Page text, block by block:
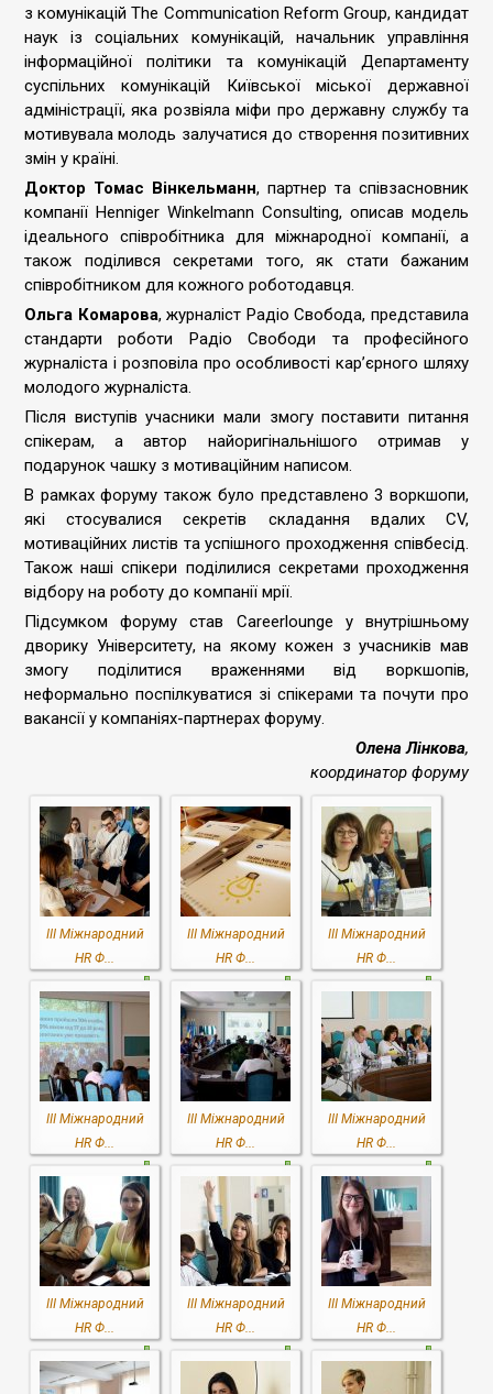
з комунікацій The Communication Reform Group, кандидат
наук із соціальних комунікацій, начальник управління
інформаційної політики та комунікацій Департаменту
суспільних комунікацій Київської міської державної
адміністрації, яка розвіяла міфи про державну службу та
мотивувала молодь залучатися до створення позитивних
змін у країні.
Доктор Томас Вінкельманн, партнер та співзасновник
компанії Henniger Winkelmann Consulting, описав модель
ідеального співробітника для міжнародної компанії, а
також поділився секретами того, як стати бажаним
співробітником для кожного роботодавця.
Ольга Комарова, журналіст Радіо Свобода, представила
стандарти роботи Радіо Свободи та професійного
журналіста і розповіла про особливості кар’єрного шляху
молодого журналіста.
Після виступів учасники мали змогу поставити питання
спікерам, а автор найоригінальнішого отримав у
подарунок чашку з мотиваційним написом.
В рамках форуму також було представлено 3 воркшопи,
які стосувалися секретів складання вдалих CV,
мотиваційних листів та успішного проходження співбесід.
Також наші спікери поділилися секретами проходження
відбору на роботу до компанії мрії.
Підсумком форуму став Careerlounge у внутрішньому
дворику Університету, на якому кожен з учасників мав
змогу поділитися враженнями від воркшопів,
неформально поспілкуватися зі спікерами та почути про
вакансії у компаніях-партнерах форуму.
Олена Лінкова,
координатор форуму
III Міжнародний
HR Ф...
III Міжнародний
HR Ф...
III Міжнародний
HR Ф...
III Міжнародний
HR Ф...
III Міжнародний
HR Ф...
III Міжнародний
HR Ф...
III Міжнародний
HR Ф...
III Міжнародний
HR Ф...
III Міжнародний
HR Ф...